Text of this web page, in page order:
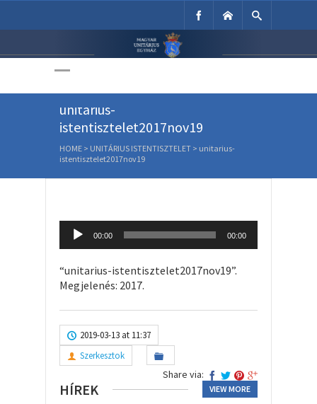
Unitárius Egyház
unitarius-
istentisztelet2017nov19
HOME > UNITÁRIUS ISTENTISZTELET > unitarius-
istentisztelet2017nov19
Audio
Player
00:00 00:00
“unitarius-istentisztelet2017nov19”.
Megjelenés: 2017.
2019-03-13 at 11:37
Szerkesztok
Share via:
HÍREK VIEW MORE